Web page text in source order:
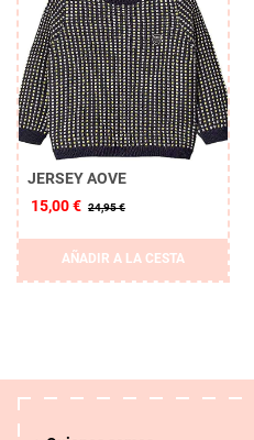
JERSEY AOVE
15,00 € 24,95 €
AÑADIR A LA CESTA